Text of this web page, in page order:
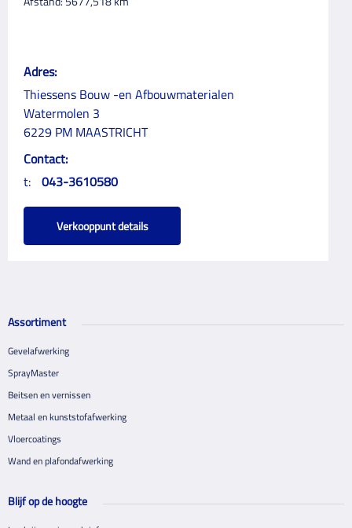
Adres:
Thiessens Bouw -en Afbouwmaterialen
Watermolen 3
6229 PM MAASTRICHT
Contact:
t: 043-3610580
Verkooppunt details
Assortiment
Gevelafwerking
SprayMaster
Beitsen en vernissen
Metaal en kunststofafwerking
Vloercoatings
Wand en plafondafwerking
Blijf op de hoogte